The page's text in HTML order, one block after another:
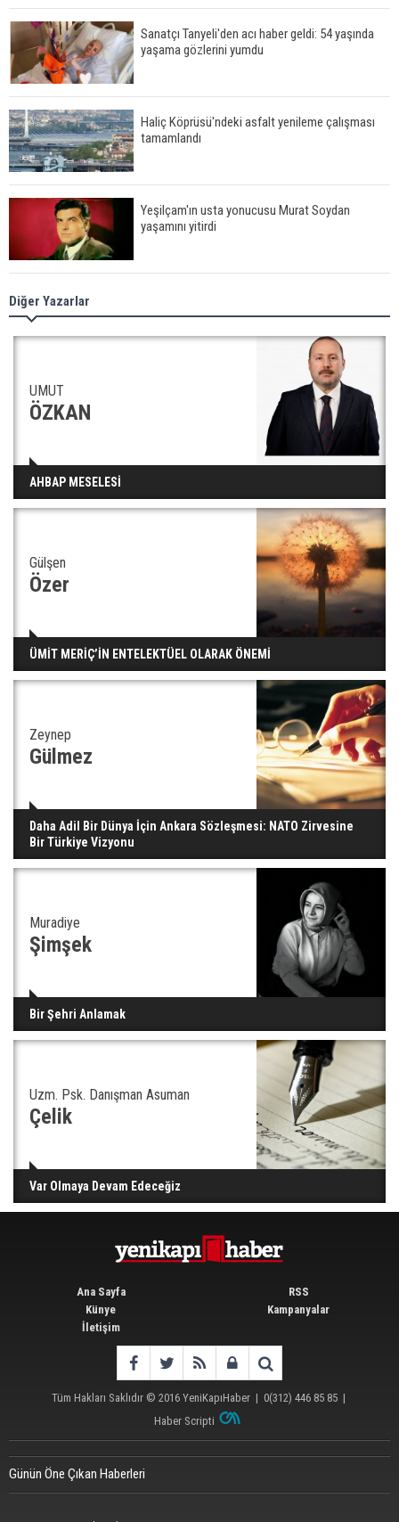
Sanatçı Tanyeli'den acı haber geldi: 54 yaşında
yaşama gözlerini yumdu
Haliç Köprüsü'ndeki asfalt yenileme çalışması
tamamlandı
Yeşilçam'ın usta yonucusu Murat Soydan
yaşamını yitirdi
görüntülendi
Ünlü türkücü Mahmut Tuncer estetik operasyon
geçirdi: Son hali gündem oldu
Yerli turist 229,7 milyar lira seyahat harcaması
yaptı
Gazze'deki Sağlık Bakanlığı duyurdu: Vahşetin
pençesinde 2 salgın vaka tespit edildi
Diğer Yazarlar
UMUT
ÖZKAN
AHBAP MESELESİ
Gülşen
Özer
ÜMİT MERİÇ’İN ENTELEKTÜEL OLARAK ÖNEMİ
Zeynep
Gülmez
Daha Adil Bir Dünya İçin Ankara Sözleşmesi: NATO Zirvesine
Bir Türkiye Vizyonu
Muradiye
Şimşek
Bir Şehri Anlamak
Uzm. Psk. Danışman Asuman
Çelik
Var Olmaya Devam Edeceğiz
Ana Sayfa
Künye
İletişim
RSS
Kampanyalar
Tüm Hakları Saklıdır © 2016 YeniKapıHaber| 0(312) 446 85 85|
Haber Scripti
Günün Öne Çıkan Haberleri